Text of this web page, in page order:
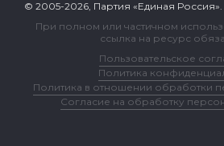
© 2005-2026, Партия «Единая
При полном или частичном
ссылка на ресурс
Пользовательское
Политика
Политика в отношении обработки
Согласие на обработку